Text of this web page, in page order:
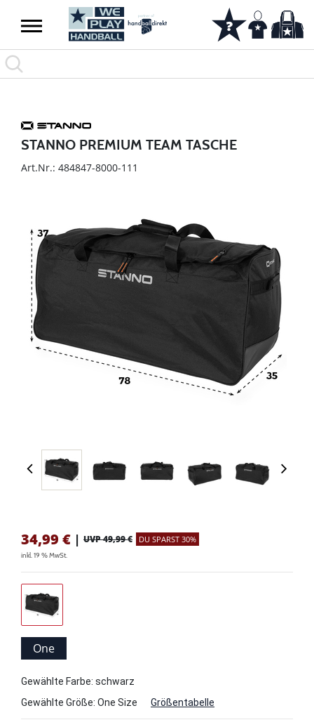
STANNO PREMIUM TEAM TASCHE
Art.Nr.: 484847-8000-111
34,99 € | UVP 49,99 € DU SPARST 30%
inkl. 19 % MwSt.
One
Gewählte Farbe: schwarz
Gewählte Größe: One Size Größentabelle